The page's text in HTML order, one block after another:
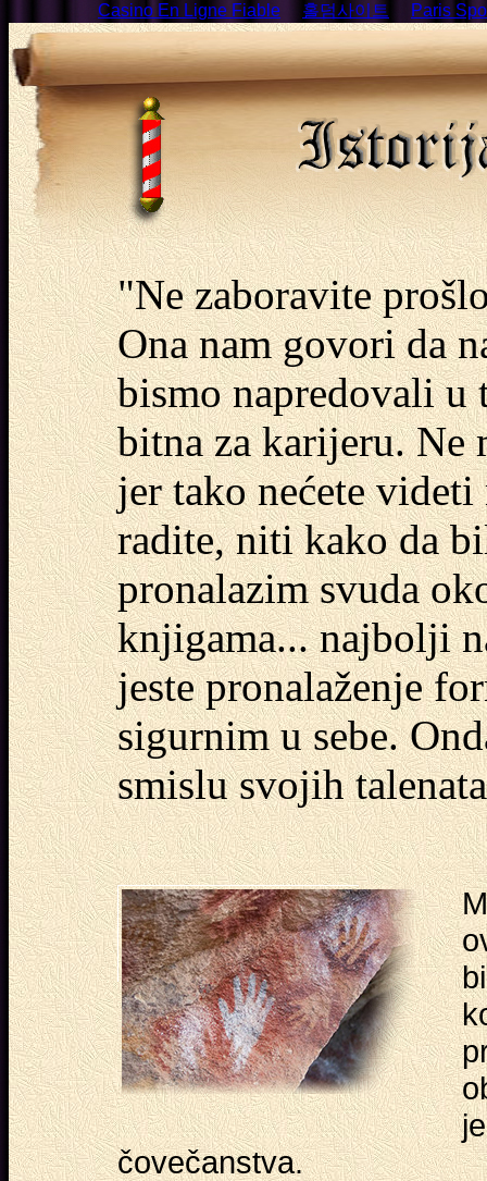
Casino En Ligne Fiable 홀덤사이트 Paris
"Ne zaboravite
Ona nam govori da
bismo napredovali u
bitna za karijeru. Ne
jer tako nećete videti
radite, niti kako da
pronalazim svuda
knjigama... najbolji
jeste pronalaženje
sigurnim u sebe.
smislu svojih
čovečanstva.